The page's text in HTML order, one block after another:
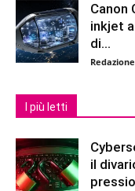
Canon
inkjet
di...
I più letti
il